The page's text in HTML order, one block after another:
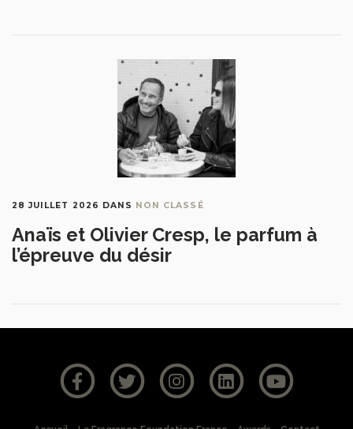
28 JUILLET 2026 DANS NON CLASSÉ
Anaïs et Olivier Cresp, le parfum à
l’épreuve du désir